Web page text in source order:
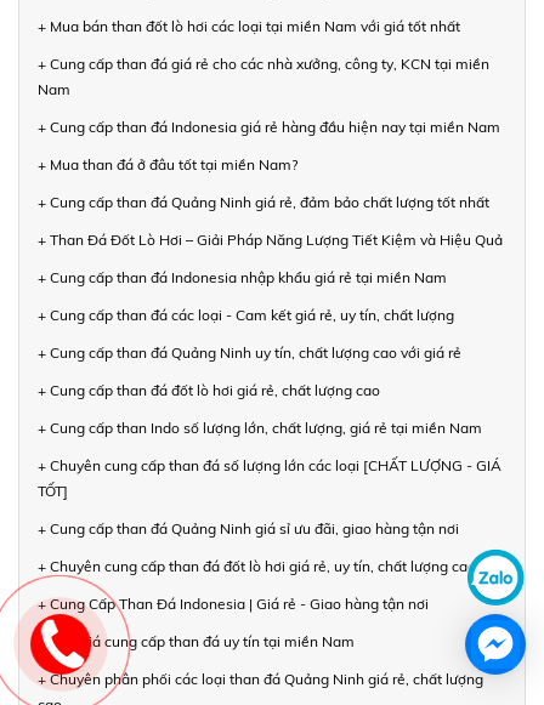
+ Mua bán than đốt lò hơi các loại tại miền Nam với giá tốt nhất
+ Cung cấp than đá giá rẻ cho các nhà xưởng, công ty, KCN tại miền
Nam
+ Cung cấp than đá Indonesia giá rẻ hàng đầu hiện nay tại miền Nam
+ Mua than đá ở đâu tốt tại miền Nam?
+ Cung cấp than đá Quảng Ninh giá rẻ, đảm bảo chất lượng tốt nhất
+ Than Đá Đốt Lò Hơi – Giải Pháp Năng Lượng Tiết Kiệm và Hiệu Quả
+ Cung cấp than đá Indonesia nhập khẩu giá rẻ tại miền Nam
+ Cung cấp than đá các loại - Cam kết giá rẻ, uy tín, chất lượng
+ Cung cấp than đá Quảng Ninh uy tín, chất lượng cao với giá rẻ
+ Cung cấp than đá đốt lò hơi giá rẻ, chất lượng cao
+ Cung cấp than Indo số lượng lớn, chất lượng, giá rẻ tại miền Nam
+ Chuyên cung cấp than đá số lượng lớn các loại [CHẤT LƯỢNG - GIÁ
TỐT]
+ Cung cấp than đá Quảng Ninh giá sỉ ưu đãi, giao hàng tận nơi
+ Chuyên cung cấp than đá đốt lò hơi giá rẻ, uy tín, chất lượng cao
+ Cung Cấp Than Đá Indonesia | Giá rẻ - Giao hàng tận nơi
+ Báo giá cung cấp than đá uy tín tại miền Nam
+ Chuyên phân phối các loại than đá Quảng Ninh giá rẻ, chất lượng